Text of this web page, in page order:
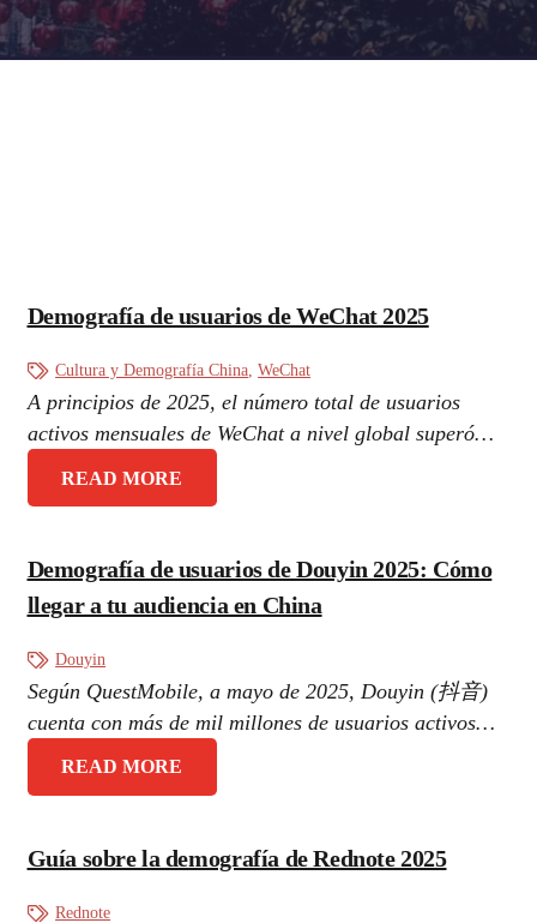
Demografía de usuarios de WeChat 2025
Cultura y Demografía China,WeChat
A principios de 2025, el número total de usuarios
activos mensuales de WeChat a nivel global superó…
READ MORE
Demografía de usuarios de Douyin 2025: Cómo
llegar a tu audiencia en China
Douyin
Según QuestMobile, a mayo de 2025, Douyin (抖音)
cuenta con más de mil millones de usuarios activos…
READ MORE
Guía sobre la demografía de Rednote 2025
Rednote